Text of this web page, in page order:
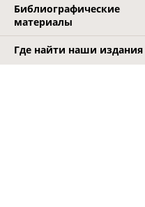
Библиографические
материалы
Где найти наши издания